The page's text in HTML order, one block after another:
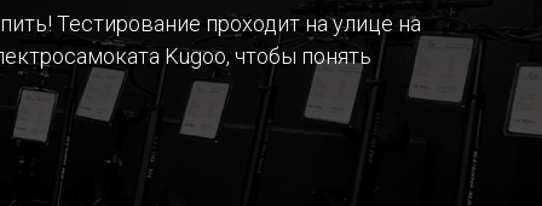
Тестирование проходит на улице на
Kugoo, чтобы понять